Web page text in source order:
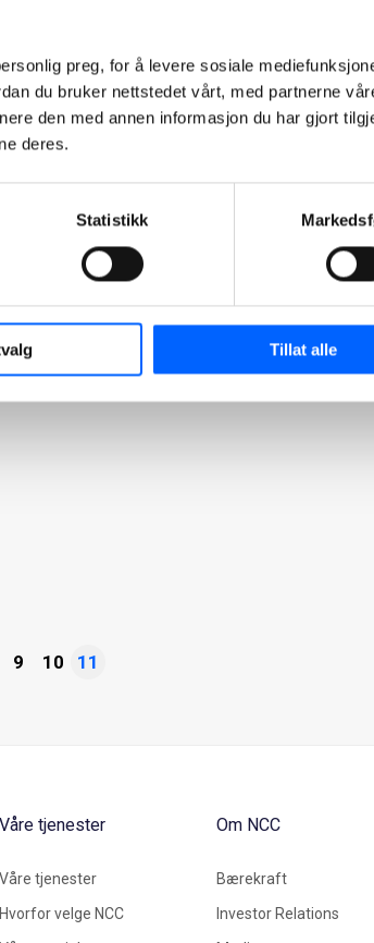
preg, for å levere sosiale
du bruker nettstedet vårt, med partnerne
den med annen informasjon du har gjort
deres.
Statistikk
Tillat alle
Les mer om
9 10 11
Våre tjenester
Våre tjenester
Hvorfor velge NCC
Om NCC
Bærekraft
Investor Relations